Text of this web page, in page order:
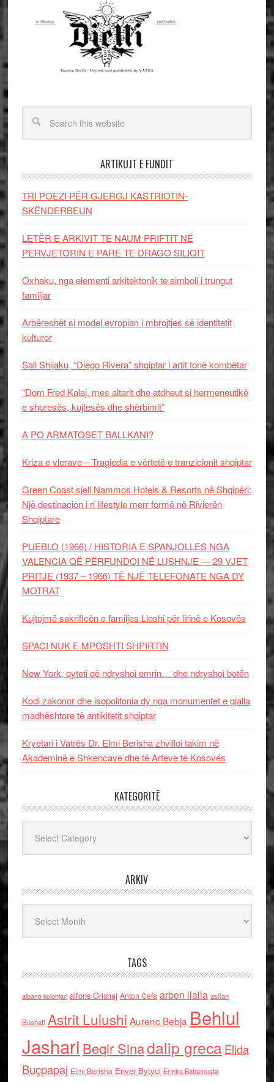
ARTIKUJT E FUNDIT
TRI POEZI PËR GJERGJ KASTRIOTIN-
SKËNDERBEUN
LETËR E ARKIVIT TE NAUM PRIFTIT NË
PERVJETORIN E PARE TE DRAGO SILIQIT
Oxhaku, nga elementi arkitektonik te simboli i trungut
familjar
Arbëreshët si model evropian i mbrojtjes së identitetit
kulturor
Sali Shijaku, “Diego Rivera” shqiptar i artit tonë kombëtar
“Dom Fred Kalaj, mes altarit dhe atdheut si hermeneutikë
e shpresës, kujtesës dhe shërbimit”
A PO ARMATOSET BALLKANI?
Kriza e vlerave – Tragjedia e vërtetë e tranzicionit shqiptar
Green Coast sjell Nammos Hotels & Resorts në Shqipëri:
Një destinacion i ri lifestyle merr formë në Rivierën
Shqiptare
PUEBLO (1966) / HISTORIA E SPANJOLLES NGA
VALENCIA QË PËRFUNDOI NË LUSHNJE — 29 VJET
PRITJE (1937 – 1966) TË NJË TELEFONATE NGA DY
MOTRAT
Kujtojmë sakrificën e familjes Lleshi për lirinë e Kosovës
SPAÇI NUK E MPOSHTI SHPIRTIN
New York, qyteti që ndryshoi emrin… dhe ndryshoi botën
Kodi zakonor dhe isopolifonia dy nga monumentet e gjalla
madhështore të antikitetit shqiptar
Kryetari i Vatrës Dr. Elmi Berisha zhvilloi takim në
Akademinë e Shkencave dhe të Arteve të Kosovës
KATEGORITË
ARKIV
TAGS
albano kolonjari alfons Grishaj Anton Cefa arben llalla asllan
Bushati Astrit Lulushi Aurenc Bebja Behlul
Jashari Beqir Sinadalip grecaElida
Buçpapaj Elmi Berisha Enver Bytyci Ermira Babamusta